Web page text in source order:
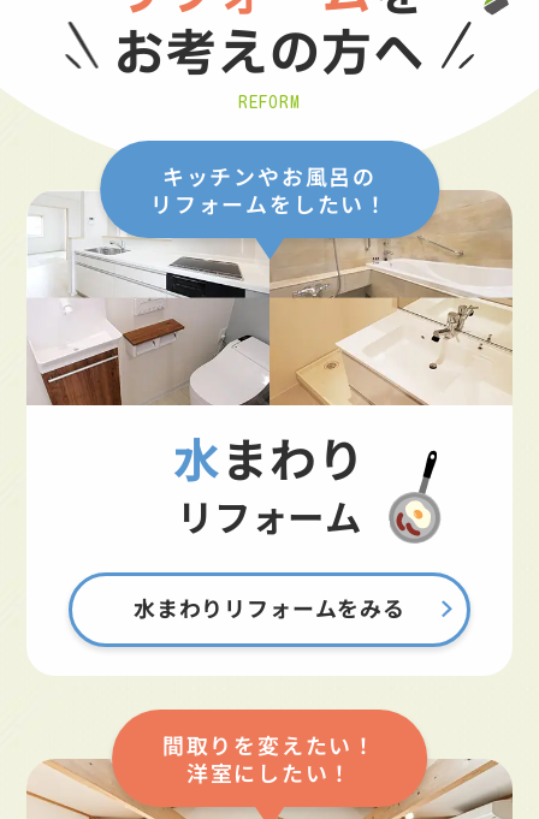
お考えの方へ
REFORM
キッチンやお風呂の
リフォームをしたい！
水まわり
リフォーム
水まわりリフォームをみる
間取りを変えたい！
洋室にしたい！